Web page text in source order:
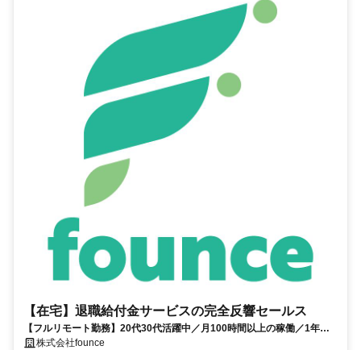
【在宅】退職給付金サービスの完全反響セールス
【フルリモート勤務】20代30代活躍中／月100時間以上の稼働／1年目
の最高月収100万円／営業経験1年あればOK／アポ取りなし提案のみ／
株式会社founce